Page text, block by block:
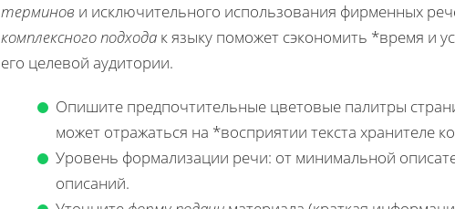
терминов и исключительного использования фирменных
комплексного подхода к языку поможет сэкономить *время и
его целевой аудитории.
Опишите предпочтительные цветовые палитры
может отражаться на *восприятии текста хранителе
Уровень формализации речи: от минимальной
описаний.